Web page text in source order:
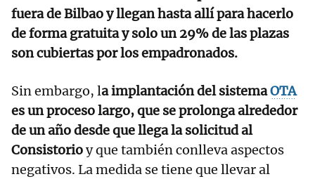
fuera de Bilbao y llegan hasta allí para hacerlo
de forma gratuita y solo un 29% de las plazas
son cubiertas por los empadronados.
Sin embargo, la implantación del sistemaOTA
es un proceso largo, que se prolonga alrededor
de un año desde que llega la solicitud al
Consistorioy que también conlleva aspectos
negativos. La medida se tiene que llevar al